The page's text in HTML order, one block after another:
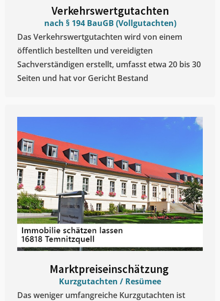
Verkehrswertgutachten
nach § 194 BauGB (Vollgutachten)
Das Verkehrswertgutachten wird von einem
öffentlich bestellten und vereidigten
Sachverständigen erstellt, umfasst etwa 20 bis 30
Seiten und hat vor Gericht Bestand
Marktpreiseinschätzung ​
Kurzgutachten / Resümee
Das weniger umfangreiche Kurzgutachten ist